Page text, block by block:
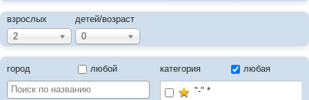
взрослых
2
детей/возраст
0
город любой категория любая
"-" *